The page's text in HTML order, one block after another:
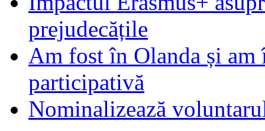
prejudecățile
Am fost în Olanda și am
participativă
Nominalizează